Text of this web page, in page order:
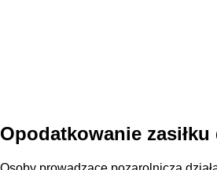
Opodatkowanie